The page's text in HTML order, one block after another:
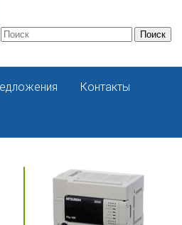
Контакты